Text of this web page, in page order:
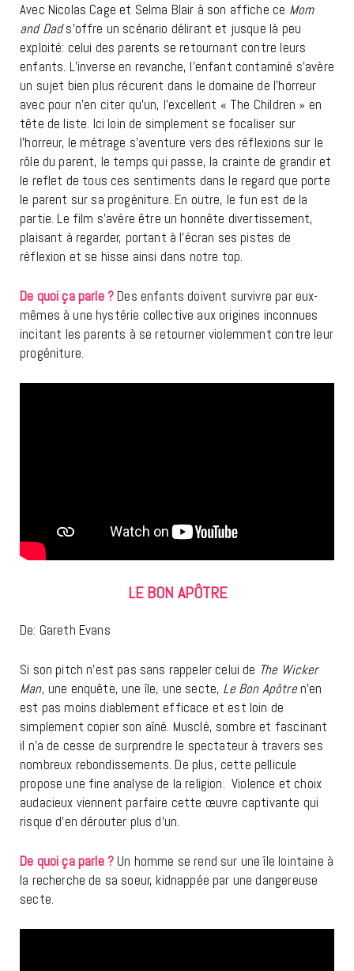
Avec Nicolas Cage et Selma Blair à son affiche ce Mom
and Dads’offre un scénario délirant et jusque là peu
exploité: celui des parents se retournant contre leurs
enfants. L’inverse en revanche, l’enfant contaminé s’avère
un sujet bien plus récurent dans le domaine de l’horreur
avec pour n’en citer qu’un, l’excellent « The Children » en
tête de liste. Ici loin de simplement se focaliser sur
l’horreur, le métrage s’aventure vers des réflexions sur le
rôle du parent, le temps qui passe, la crainte de grandir et
le reflet de tous ces sentiments dans le regard que porte
le parent sur sa progéniture. En outre, le fun est de la
partie. Le film s’avère être un honnête divertissement,
plaisant à regarder, portant à l’écran ses pistes de
réflexion et se hisse ainsi dans notre top.
De quoi ça parle ? Des enfants doivent survivre par eux-
mêmes à une hystérie collective aux origines inconnues
incitant les parents à se retourner violemment contre leur
progéniture.
LE BON APÔTRE
De: Gareth Evans
Si son pitch n’est pas sans rappeler celui de The Wicker
Man, une enquête, une île, une secte, Le Bon Apôtren’en
est pas moins diablement efficace et est loin de
simplement copier son aîné. Musclé, sombre et fascinant
il n’a de cesse de surprendre le spectateur à travers ses
nombreux rebondissements. De plus, cette pellicule
propose une fine analyse de la religion. Violence et choix
audacieux viennent parfaire cette œuvre captivante qui
risque d’en dérouter plus d’un.
De quoi ça parle ? Un homme se rend sur une île lointaine à
la recherche de sa soeur, kidnappée par une dangereuse
secte.